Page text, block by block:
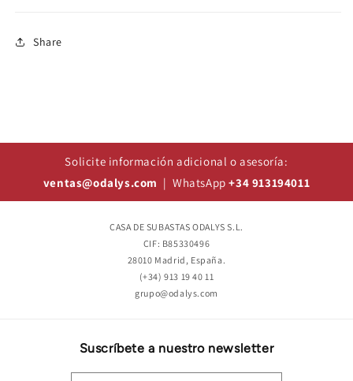
Share
Solicite información adicional o asesoría:
ventas@odalys.com | WhatsApp+34 913194011
CASA DE SUBASTAS ODALYS S.L.
CIF: B85330496
28010 Madrid, España.
(+34) 913 19 40 11
grupo@odalys.com
Suscríbete a nuestro newsletter